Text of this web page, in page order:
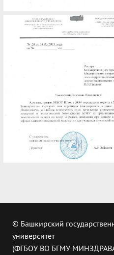
© Башкирский
университет
(ФГБОУ ВО БГМУ